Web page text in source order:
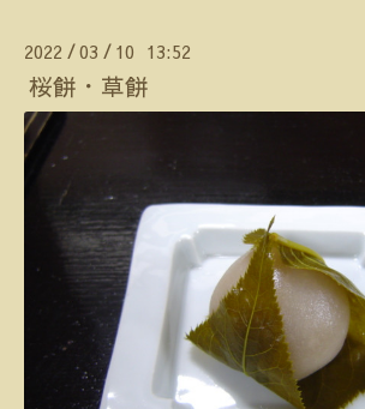
2022 /03 / 10 13:52
桜餅・草餅